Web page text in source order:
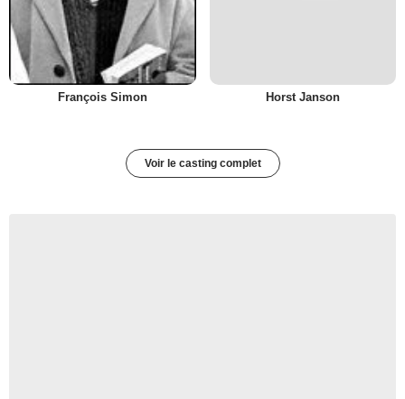
François Simon Horst Janson
Voir le casting complet